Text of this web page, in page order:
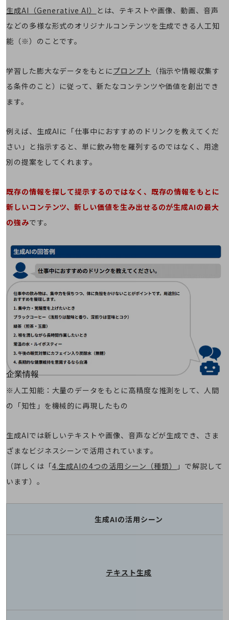
リモート・ハイブリッドワーク
セキュリティ
業界から見つけるTOP
製造業
運輸業
建設業
地域産業
ゲーム感覚で見つける
ビジネスお悩み診断
オンラインショップ
モバイル・ICTサービスをオンラインで
相談・申し込みができるバーチャルショップ
法人向けモバイルトップ
はじめての方へ
サービス・商品を探す
新規会員登録/ログインはこちら
100回線以上のお問い合わせ・お見積りはこちら
別ウィンドウで開きます
企業情報
企業情報TOP
会社案内
会社案内TOP
社長からのご挨拶
事業拠点
生成AI（Generative AI）
とは、テキストや画像、動画、音声
などの多様な形式のオリジナルコンテンツを生成できる人工知
能（※）のことです。
学習した膨大なデータをもとにプロンプト
（指示や情報収集す
る条件のこと）に従って、新たなコンテンツや価値を創出でき
ます。
例えば、生成AIに「仕事中におすすめのドリンクを教えてくだ
さい」と指示すると、単に飲み物を羅列するのではなく、用途
別の提案をしてくれます。
既存の情報を探して提示するのではなく、既存の情報をもとに
新しいコンテンツ、新しい価値を生み出せるのが生成AIの最大
の強みです。
※人工知能：大量のデータをもとに高精度な推測をして、人間
の「知性」を機械的に再現したもの
生成AIでは新しいテキストや画像、音声などが生成でき、さま
ざまなビジネスシーンで活用されています。
（詳しくは「4.生成AIの4つの活用シーン（種類）
」で解説して
います）。
生成AIの活用シーン
テキスト生成